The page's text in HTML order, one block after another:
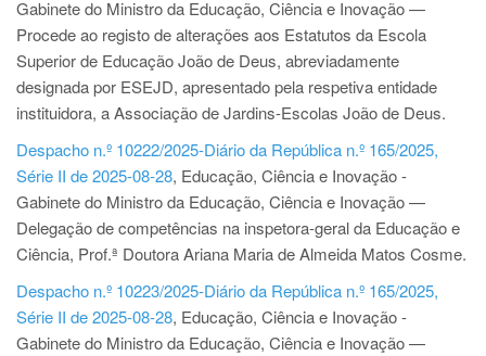
Gabinete do Ministro da Educação, Ciência e Inovação —
Procede ao registo de alterações aos Estatutos da Escola
Superior de Educação João de Deus, abreviadamente
designada por ESEJD, apresentado pela respetiva entidade
instituidora, a Associação de Jardins-Escolas João de Deus.
Despacho n.º 10222/2025-Diário da República n.º 165/2025,
Série II de 2025-08-28, Educação, Ciência e Inovação -
Gabinete do Ministro da Educação, Ciência e Inovação —
Delegação de competências na inspetora-geral da Educação e
Ciência, Prof.ª Doutora Ariana Maria de Almeida Matos Cosme.
Despacho n.º 10223/2025-Diário da República n.º 165/2025,
Série II de 2025-08-28, Educação, Ciência e Inovação -
Gabinete do Ministro da Educação, Ciência e Inovação —